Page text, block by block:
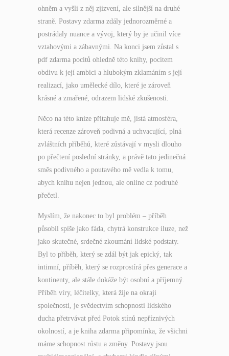
ohněm a vyšli z něj zjizvení, ale silnější na druhé
straně. Postavy zdarma zdály jednorozměrné a
postrádaly nuance a vývoj, který by je učinil více
vztahovými a zábavnými. Na konci jsem zůstal s
pdf zdarma pocitů ohledně této knihy, pocitem
obdivu k její ambici a hlubokým zklamáním s její
realizací, jako umělecké dílo, které je zároveň
krásné a zmařené, odrazem lidské zkušenosti.
Něco na této knize přitahuje mě, jistá atmosféra,
která recenze zároveň podivná a uchvacující, plná
zvláštních příběhů, které zůstávají v mysli dlouho
po přečtení poslední stránky, a právě tato jedinečná
směs podivného a poutavého mě vedla k tomu,
abych knihu nejen jednou, ale online cz podruhé
přečetl.
Myslím, že nakonec to byl problém – příběh
působil spíše jako fáda, chytrá konstrukce iluze, než
jako skutečné, srdečné zkoumání lidské podstaty.
Byl to příběh, který se zdál být jak epický, tak
intimní, příběh, který se rozprostírá přes generace a
kontinenty, ale stále dokáže být osobní a příjemný.
Příběh víry, léčitelky, která žije na okraji
společnosti, je svědectvím schopnosti lidského
ducha přetrvávat před Potok stínů nepříznivých
okolností, a je kniha zdarma připomínka, že všichni
máme schopnost růstu a změny. Postavy jsou